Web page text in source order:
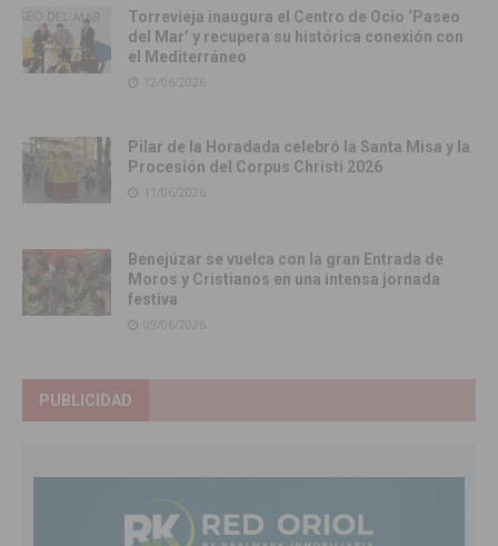
Torrevieja inaugura el Centro de Ocio ‘Paseo
del Mar’ y recupera su histórica conexión con
el Mediterráneo
12/06/2026
Pilar de la Horadada celebró la Santa Misa y la
Procesión del Corpus Christi 2026
11/06/2026
Benejúzar se vuelca con la gran Entrada de
Moros y Cristianos en una intensa jornada
festiva
09/06/2026
PUBLICIDAD